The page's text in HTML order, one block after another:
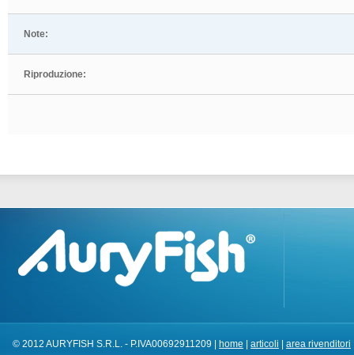
Note:
Riproduzione:
© 2012 AURYFISH S.R.L. - P.IVA00692911209 | home articoli area rivenditori